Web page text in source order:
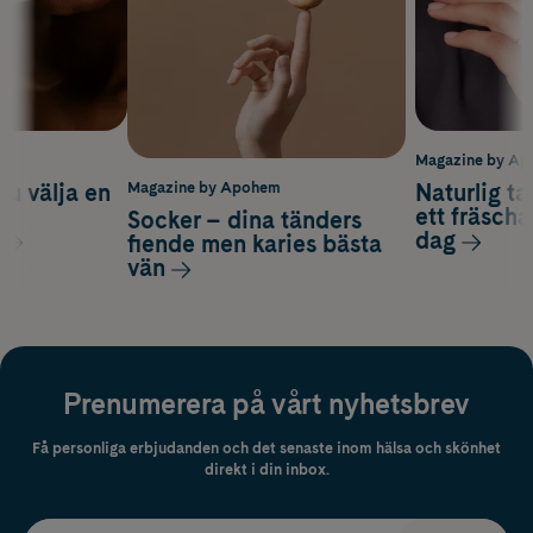
Magazine by
Naturlig
ett
dag
välja en
Magazine by Apohem
Socker – dina tänders
fiende men karies bästa
vän
Prenumerera på vårt nyhetsbrev
Få personliga erbjudanden och det senaste inom hälsa och skönhet
direkt i din inbox.